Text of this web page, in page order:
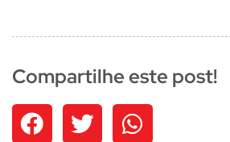
Compartilhe este post!